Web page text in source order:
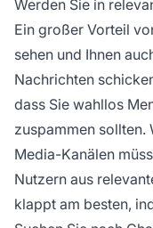
Werden Sie in
Ein großer Vorteil
sehen und Ihnen
Nachrichten
dass Sie wahllos
zuspammen sollten.
Media-Kanälen
Nutzern aus
klappt am besten,